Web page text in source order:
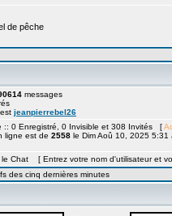
de pêche
messages
jeanpierrebel26
:: 0 Enregistré, 0 Invisible et 308 Invités [
ligne est de 2558 le Dim Aoû 10, 2025 5:31
le Chat [ Entrez votre nom d'utilisateur et
des cinq dernières minutes